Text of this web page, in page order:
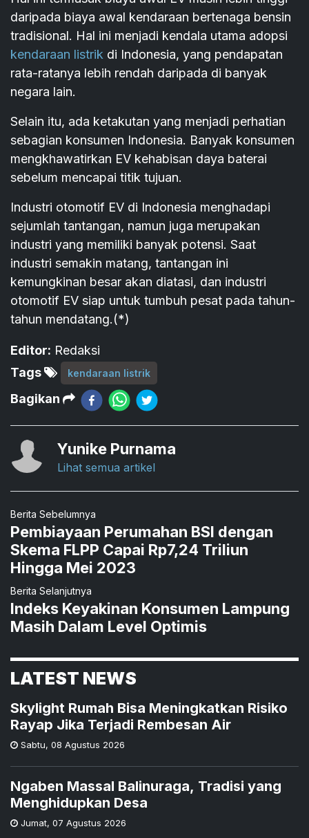
daripada biaya awal kendaraan bertenaga bensin
tradisional. Hal ini menjadi kendala utama adopsi
kendaraan listrik di Indonesia, yang pendapatan
rata-ratanya lebih rendah daripada di banyak
negara lain.
Selain itu, ada ketakutan yang menjadi perhatian
sebagian konsumen Indonesia. Banyak konsumen
mengkhawatirkan EV kehabisan daya baterai
sebelum mencapai titik tujuan.
Industri otomotif EV di Indonesia menghadapi
sejumlah tantangan, namun juga merupakan
industri yang memiliki banyak potensi. Saat
industri semakin matang, tantangan ini
kemungkinan besar akan diatasi, dan industri
otomotif EV siap untuk tumbuh pesat pada tahun-
tahun mendatang.(*)
Editor: Redaksi
Tags
kendaraan listrik
Bagikan
Yunike Purnama
Lihat semua artikel
Berita Sebelumnya
Pembiayaan Perumahan BSI dengan
Skema FLPP Capai Rp7,24 Triliun
Hingga Mei 2023
Berita Selanjutnya
Indeks Keyakinan Konsumen Lampung
Masih Dalam Level Optimis
LATEST NEWS
Skylight Rumah Bisa Meningkatkan Risiko
Rayap Jika Terjadi Rembesan Air
Sabtu, 08 Agustus 2026
Ngaben Massal Balinuraga, Tradisi yang
Menghidupkan Desa
Jumat, 07 Agustus 2026